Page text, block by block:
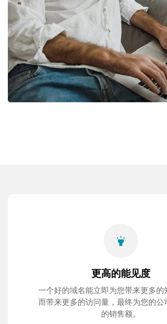
highlight
更高的能见度
一个好的域名能立即为您带来更多的
而带来更多的访问量，最终为您的公
的销售额。